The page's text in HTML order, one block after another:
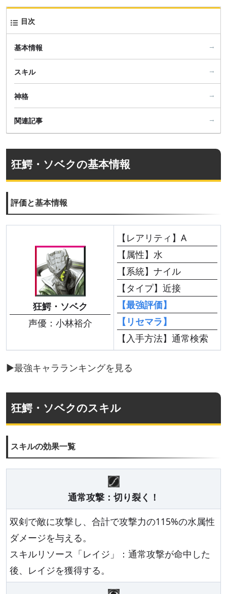
目次
基本情報
スキル
神格
関連記事
狂鰐・ソベクの基本情報
評価と基本情報
狂鰐・ソベク
声優：小林裕介
【レアリティ】A
【属性】水
【系統】ナイル
【タイプ】近接
【最強評価】
【リセマラ】
【入手方法】通常検索
▶最強キャラランキングを見る
狂鰐・ソベクのスキル
スキルの効果一覧
通常攻撃：切り裂く！
双剣で敵に攻撃し、合計で攻撃力の115%の水属性
ダメージを与える。
スキルリソース「レイジ」：通常攻撃が命中した
後、レイジを獲得する。